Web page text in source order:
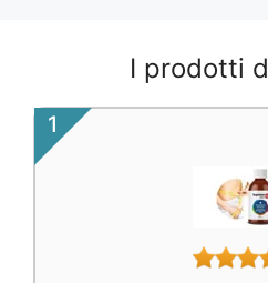
I prodotti
1